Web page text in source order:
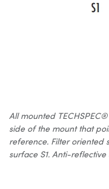
All mounted
side of the mount that
reference. Filter oriented
surface S1. Anti-